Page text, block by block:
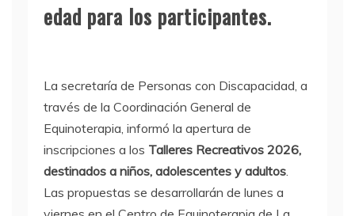
edad para los participantes.
La secretaría de Personas con Discapacidad, a
través de la Coordinación General de
Equinoterapia, informó la apertura de
inscripciones a los Talleres Recreativos 2026,
destinados a niños, adolescentes y adultos.
Las propuestas se desarrollarán de lunes a